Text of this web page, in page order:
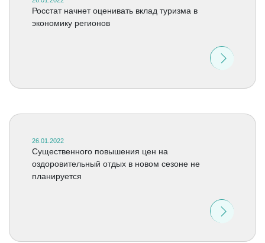
Росстат начнет оценивать вклад туризма в
экономику регионов
26.01.2022
Существенного повышения цен на
оздоровительный отдых в новом сезоне не
планируется